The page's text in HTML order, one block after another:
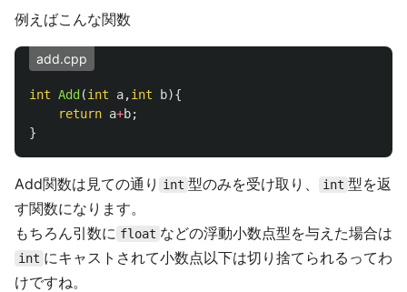
例えばこんな関数
add.cpp
int Add (int a,int b){
return a+b;
}
Add関数は見ての通り int 型のみを受け取り、 int 型を返
す関数になります。
もちろん引数に float などの浮動小数点型を与えた場合は
int にキャストされて小数点以下は切り捨てられるってわ
けですね。